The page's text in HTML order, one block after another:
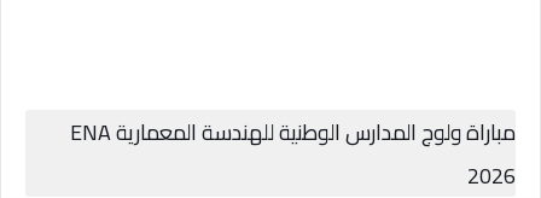
مباراة ولوج المدارس الوطنية للهندسة المعمارية ENA
2026